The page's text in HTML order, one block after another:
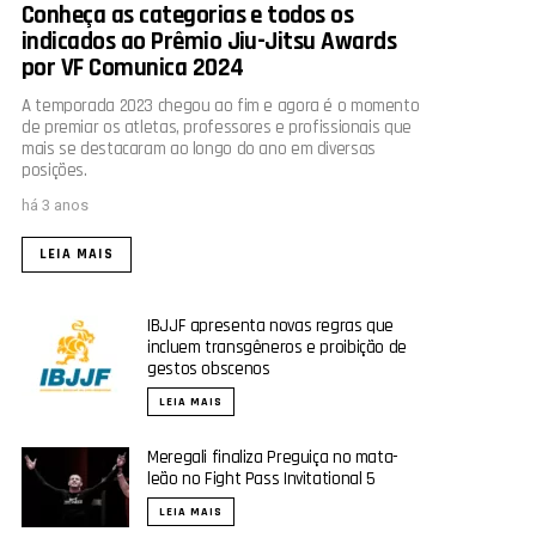
Conheça as categorias e todos os
indicados ao Prêmio Jiu-Jitsu Awards
por VF Comunica 2024
A temporada 2023 chegou ao fim e agora é o momento
de premiar os atletas, professores e profissionais que
mais se destacaram ao longo do ano em diversas
posições.
há 3 anos
LEIA MAIS
IBJJF apresenta novas regras que
incluem transgêneros e proibição de
gestos obscenos
LEIA MAIS
Meregali finaliza Preguiça no mata-
leão no Fight Pass Invitational 5
LEIA MAIS